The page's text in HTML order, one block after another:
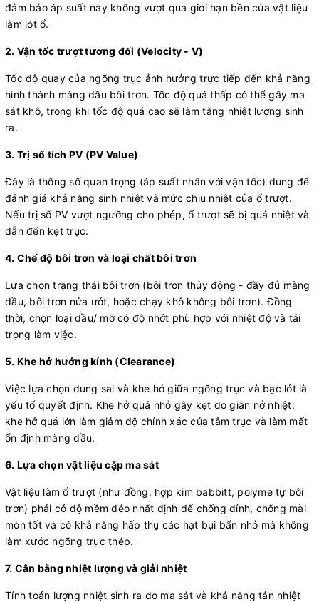
đảm bảo áp suất này không vượt quá giới hạn bền của vật liệu
làm lót ổ.
2. Vận tốc trượt tương đối (Velocity - V)
Tốc độ quay của ngõng trục ảnh hưởng trực tiếp đến khả năng
hình thành màng dầu bôi trơn. Tốc độ quá thấp có thể gây ma
sát khô, trong khi tốc độ quá cao sẽ làm tăng nhiệt lượng sinh
ra.
3. Trị số tích PV (PV Value)
Đây là thông số quan trọng (áp suất nhân với vận tốc) dùng để
đánh giá khả năng sinh nhiệt và mức chịu nhiệt của ổ trượt.
Nếu trị số PV vượt ngưỡng cho phép, ổ trượt sẽ bị quá nhiệt và
dẫn đến kẹt trục.
4. Chế độ bôi trơn và loại chất bôi trơn
Lựa chọn trạng thái bôi trơn (bôi trơn thủy động - đầy đủ màng
dầu, bôi trơn nửa ướt, hoặc chạy khô không bôi trơn). Đồng
thời, chọn loại dầu/ mỡ có độ nhớt phù hợp với nhiệt độ và tải
trọng làm việc.
5. Khe hở hướng kính (Clearance)
Việc lựa chọn dung sai và khe hở giữa ngõng trục và bạc lót là
yếu tố quyết định. Khe hở quá nhỏ gây kẹt do giãn nở nhiệt;
khe hở quá lớn làm giảm độ chính xác của tâm trục và làm mất
ổn định màng dầu.
6. Lựa chọn vật liệu cặp ma sát
Vật liệu làm ổ trượt (như đồng, hợp kim babbitt, polyme tự bôi
trơn) phải có độ mềm dẻo nhất định để chống dính, chống mài
mòn tốt và có khả năng hấp thụ các hạt bụi bẩn nhỏ mà không
làm xước ngõng trục thép.
7. Cân bằng nhiệt lượng và giải nhiệt
Tính toán lượng nhiệt sinh ra do ma sát và khả năng tản nhiệt